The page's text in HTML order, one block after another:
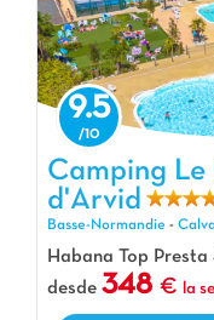
Camping Le Château
9.5
Camping Le
d'Arvid
Basse-Normandie -
Habana Top Presta
desde 348 la